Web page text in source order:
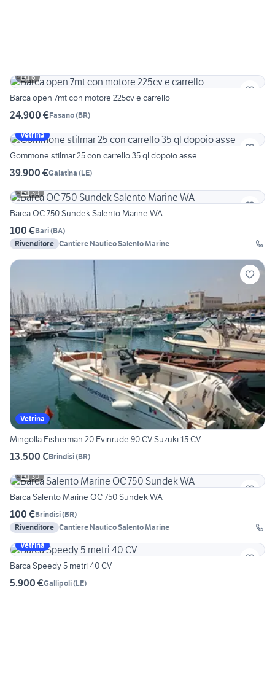
6
Barca open 7mt con motore 225cv e carrello
24.900 €Fasano(BR)
Vetrina
Gommone stilmar 25 con carrello 35 ql dopoio asse
39.900 €Galatina (LE)
30
Barca OC 750 Sundek Salento Marine WA
100 €Bari(BA)
Rivenditore Cantiere Nautico Salento Marine
Vetrina
Mingolla Fisherman 20 Evinrude 90 CV Suzuki 15 CV
13.500 €Brindisi(BR)
30
Barca Salento Marine OC 750 Sundek WA
100 €Brindisi(BR)
Rivenditore Cantiere Nautico Salento Marine
Vetrina
Barca Speedy 5 metri 40 CV
5.900 €Gallipoli(LE)